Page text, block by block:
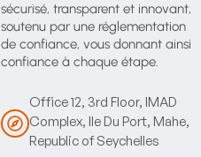
sécurisé, transparent et innovant,
soutenu par une réglementation
de confiance, vous donnant ainsi
confiance à chaque étape.
Office 12, 3rd Floor, IMAD
Complex, Ile Du Port, Mahe,
Republic of Seychelles